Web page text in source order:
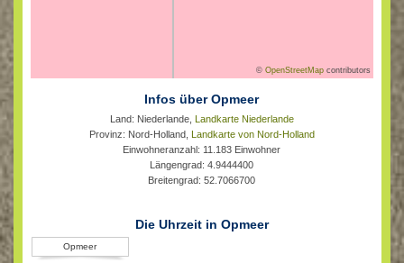
©OpenStreetMap contributors
Infos über Opmeer
Land: Niederlande, Landkarte Niederlande
Provinz: Nord-Holland, Landkarte von Nord-Holland
Einwohneranzahl: 11.183 Einwohner
Längengrad: 4.9444400
Breitengrad: 52.7066700
Die Uhrzeit in Opmeer
Opmeer